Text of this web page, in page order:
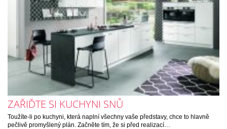
ZAŘIĎTE SI KUCHYNI SNŮ
Toužíte-li po kuchyni, která naplní všechny vaše představy, chce to hlavně
pečlivě promyšlený plán. Začněte tím, že si před realizací…